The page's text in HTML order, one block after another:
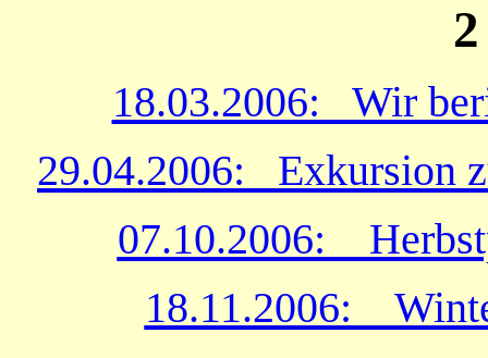
18.03.2006: Wir
29.04.2006: Exkursion
07.10.2006:
18.11.2006: